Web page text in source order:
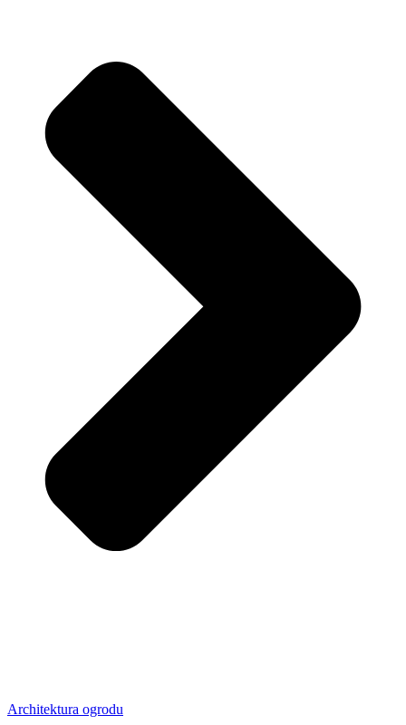
Architektura ogrodu